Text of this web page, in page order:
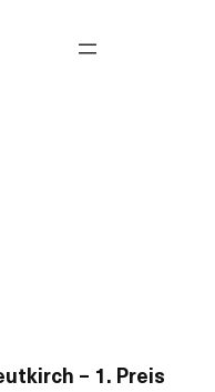
– 1. Preis